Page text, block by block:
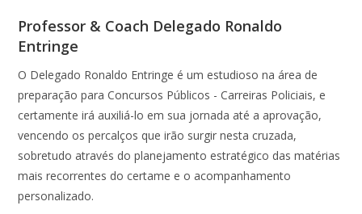
Professor & Coach Delegado Ronaldo
Entringe
O Delegado Ronaldo Entringe é um estudioso na área de
preparação para Concursos Públicos - Carreiras Policiais, e
certamente irá auxiliá-lo em sua jornada até a aprovação,
vencendo os percalços que irão surgir nesta cruzada,
sobretudo através do planejamento estratégico das matérias
mais recorrentes do certame e o acompanhamento
personalizado.